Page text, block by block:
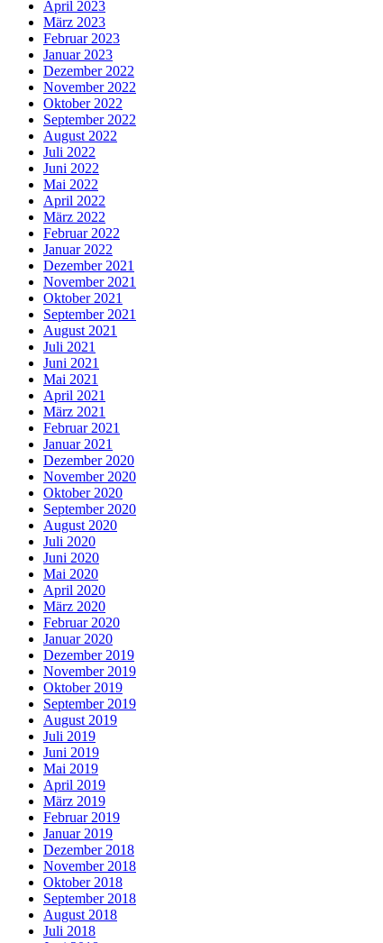
April 2023
März 2023
Februar 2023
Januar 2023
Dezember 2022
November 2022
Oktober 2022
September 2022
August 2022
Juli 2022
Juni 2022
Mai 2022
April 2022
März 2022
Februar 2022
Januar 2022
Dezember 2021
November 2021
Oktober 2021
September 2021
August 2021
Juli 2021
Juni 2021
Mai 2021
April 2021
März 2021
Februar 2021
Januar 2021
Dezember 2020
November 2020
Oktober 2020
September 2020
August 2020
Juli 2020
Juni 2020
Mai 2020
April 2020
März 2020
Februar 2020
Januar 2020
Dezember 2019
November 2019
Oktober 2019
September 2019
August 2019
Juli 2019
Juni 2019
Mai 2019
April 2019
März 2019
Februar 2019
Januar 2019
Dezember 2018
November 2018
Oktober 2018
September 2018
August 2018
Juli 2018